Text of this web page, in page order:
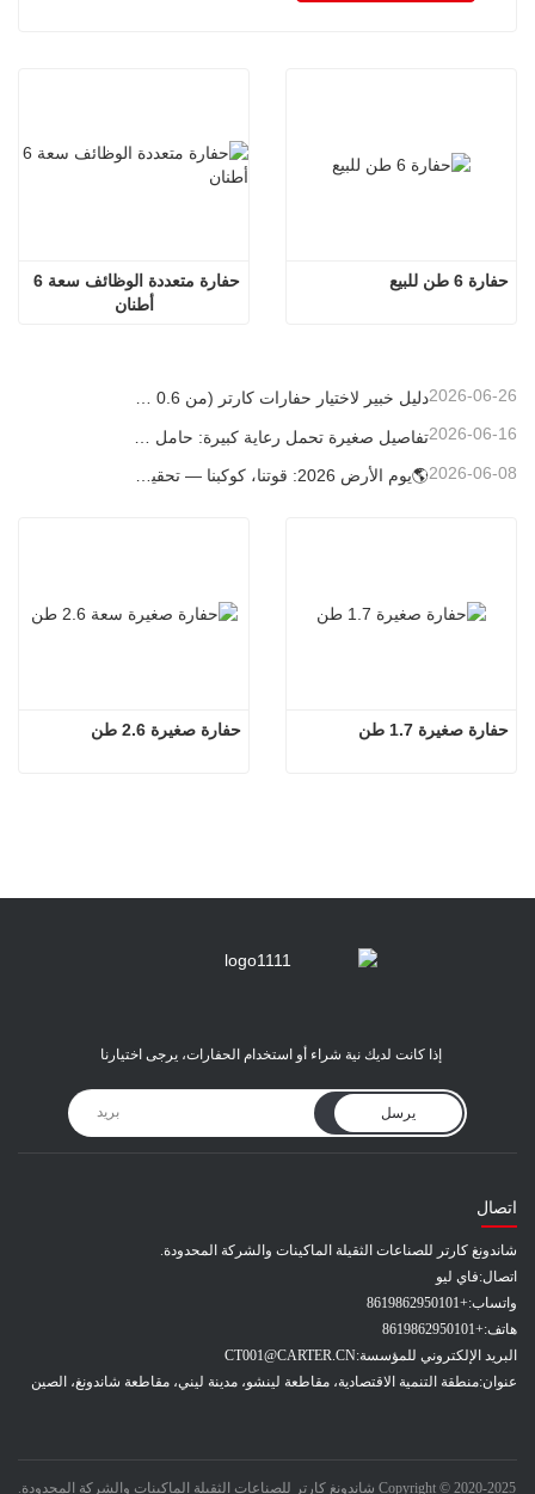
أطنان
حفارة 6 طن للبيع
دليل خبير لاختيار حفارات كارتر (من 0.6 طن إلى 60 طن) لتحقيق الكفاءة المثلى في موقع العمل 2026-06-26
2026-06-16
2026-06-08
حفارة صغيرة 2.6 طن حفارة صغيرة 1.7 طن
إذا كانت لديك نية شراء أو استخدام الحفارات، يرجى اختيارنا
يرسل
اتصال
شاندونغ كارتر للصناعات الثقيلة الماكينات والشركة المحدودة.
اتصال:فاي ليو
واتساب:+8619862950101
هاتف:+8619862950101
البريد الإلكتروني للمؤسسة:CT001@CARTER.CN
عنوان:منطقة التنمية الاقتصادية، مقاطعة لينشو، مدينة ليني، مقاطعة شاندونغ، الصين
Copyright © 2020-2025 شاندونغ كارتر للصناعات الثقيلة الماكينات والشركة المحدودة.